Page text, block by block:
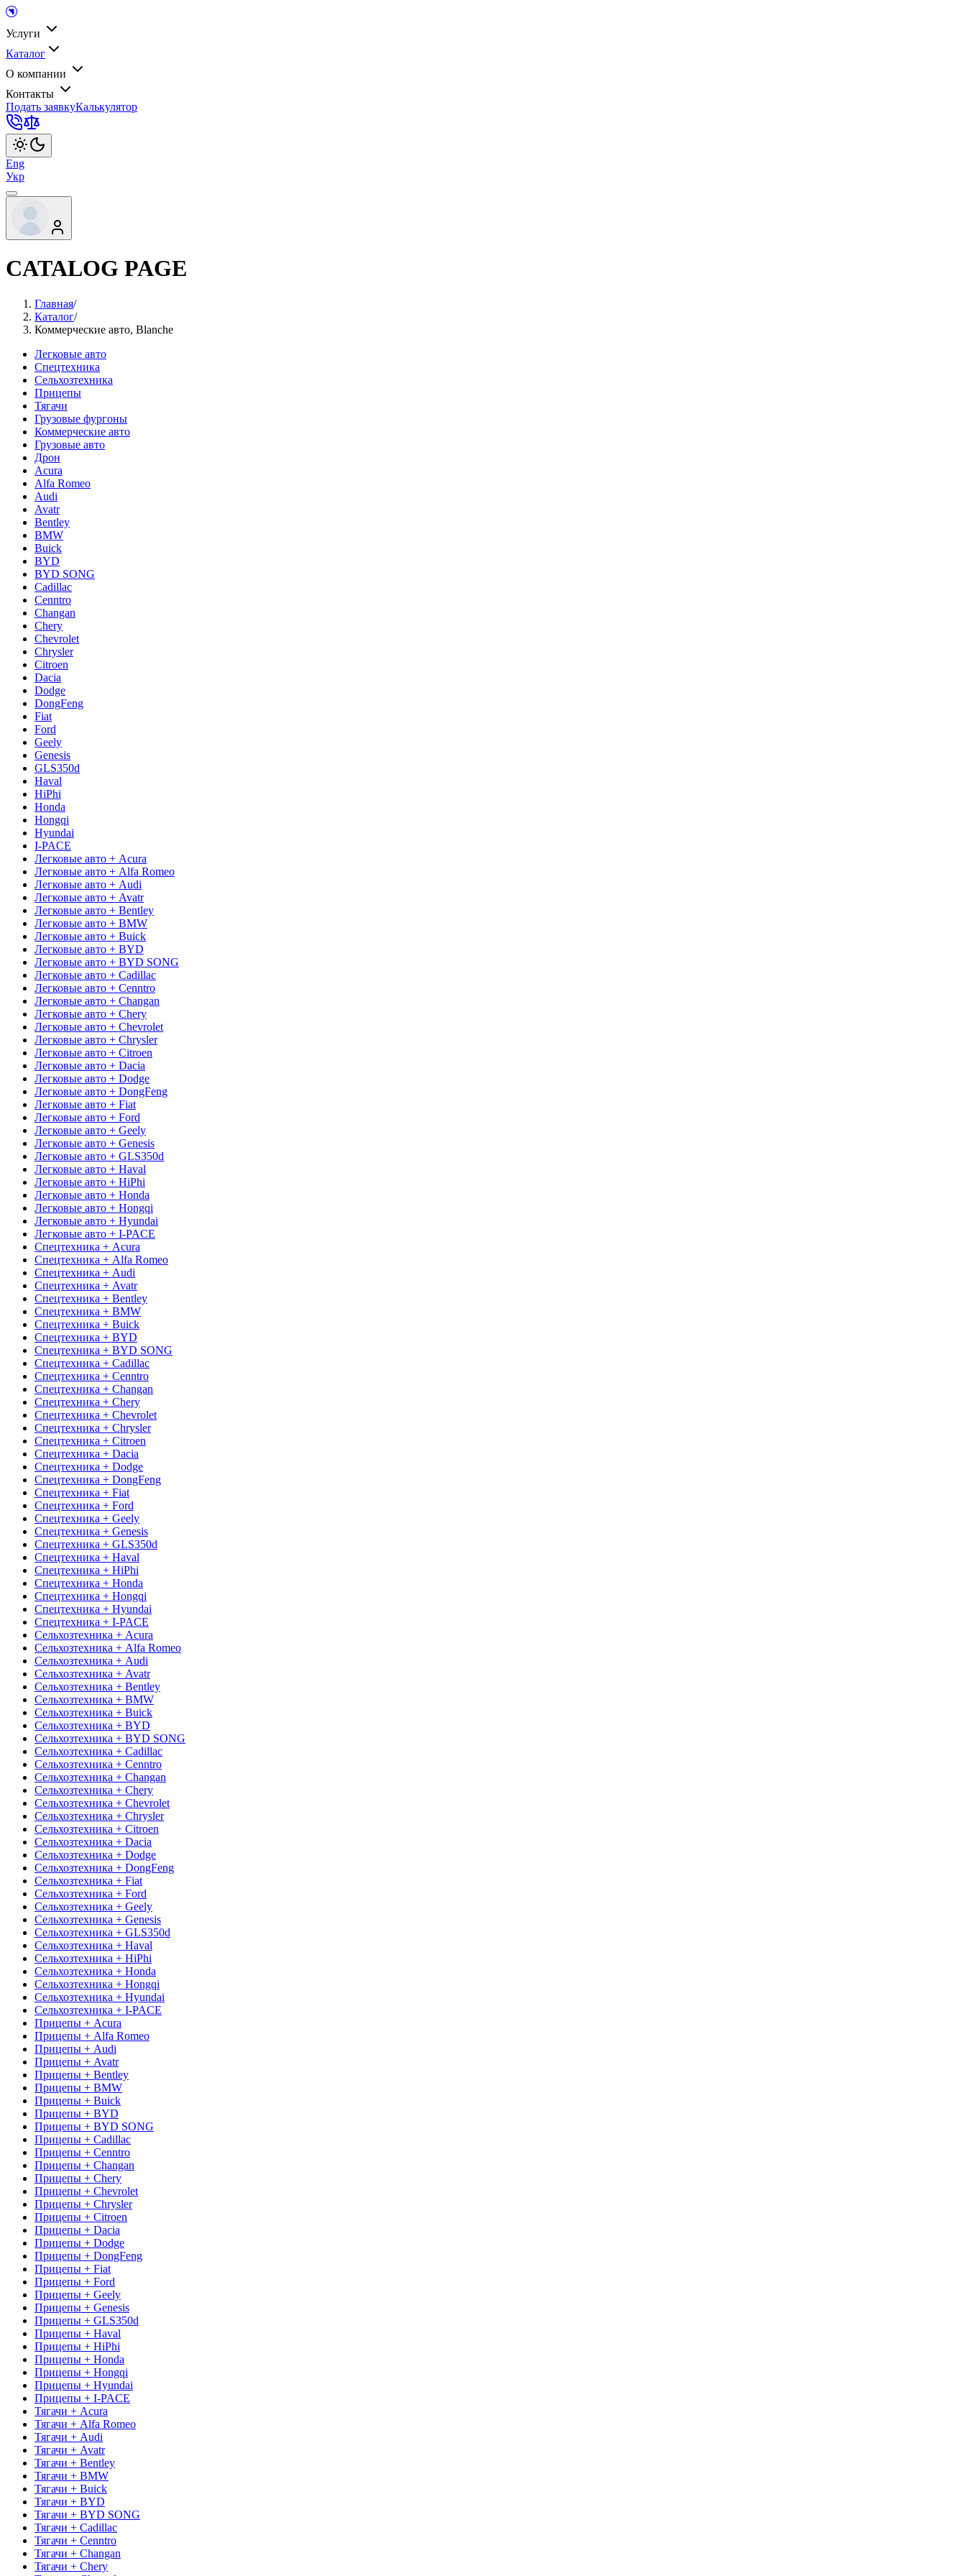
Услуги
Каталог
О компании
Контакты
Подать заявкуКалькулятор
Eng
Укр
CATALOG PAGE
Главная/
Каталог/
Коммерческие авто, Blanche
Легковые авто
Спецтехника
Сельхозтехника
Прицепы
Тягачи
Грузовые фургоны
Коммерческие авто
Грузовые авто
Дрон
Acura
Alfa Romeo
Audi
Avatr
Bentley
BMW
Buick
BYD
BYD SONG
Cadillac
Cenntro
Changan
Chery
Chevrolet
Chrysler
Citroen
Dacia
Dodge
DongFeng
Fiat
Ford
Geely
Genesis
GLS350d
Haval
HiPhi
Honda
Hongqi
Hyundai
I-PACE
Легковые авто + Acura
Легковые авто + Alfa Romeo
Легковые авто + Audi
Легковые авто + Avatr
Легковые авто + Bentley
Легковые авто + BMW
Легковые авто + Buick
Легковые авто + BYD
Легковые авто + BYD SONG
Легковые авто + Cadillac
Легковые авто + Cenntro
Легковые авто + Changan
Легковые авто + Chery
Легковые авто + Chevrolet
Легковые авто + Chrysler
Легковые авто + Citroen
Легковые авто + Dacia
Легковые авто + Dodge
Легковые авто + DongFeng
Легковые авто + Fiat
Легковые авто + Ford
Легковые авто + Geely
Легковые авто + Genesis
Легковые авто + GLS350d
Легковые авто + Haval
Легковые авто + HiPhi
Легковые авто + Honda
Легковые авто + Hongqi
Легковые авто + Hyundai
Легковые авто + I-PACE
Спецтехника + Acura
Спецтехника + Alfa Romeo
Спецтехника + Audi
Спецтехника + Avatr
Спецтехника + Bentley
Спецтехника + BMW
Спецтехника + Buick
Спецтехника + BYD
Спецтехника + BYD SONG
Спецтехника + Cadillac
Спецтехника + Cenntro
Спецтехника + Changan
Спецтехника + Chery
Спецтехника + Chevrolet
Спецтехника + Chrysler
Спецтехника + Citroen
Спецтехника + Dacia
Спецтехника + Dodge
Спецтехника + DongFeng
Спецтехника + Fiat
Спецтехника + Ford
Спецтехника + Geely
Спецтехника + Genesis
Спецтехника + GLS350d
Спецтехника + Haval
Спецтехника + HiPhi
Спецтехника + Honda
Спецтехника + Hongqi
Спецтехника + Hyundai
Спецтехника + I-PACE
Сельхозтехника + Acura
Сельхозтехника + Alfa Romeo
Сельхозтехника + Audi
Сельхозтехника + Avatr
Сельхозтехника + Bentley
Сельхозтехника + BMW
Сельхозтехника + Buick
Сельхозтехника + BYD
Сельхозтехника + BYD SONG
Сельхозтехника + Cadillac
Сельхозтехника + Cenntro
Сельхозтехника + Changan
Сельхозтехника + Chery
Сельхозтехника + Chevrolet
Сельхозтехника + Chrysler
Сельхозтехника + Citroen
Сельхозтехника + Dacia
Сельхозтехника + Dodge
Сельхозтехника + DongFeng
Сельхозтехника + Fiat
Сельхозтехника + Ford
Сельхозтехника + Geely
Сельхозтехника + Genesis
Сельхозтехника + GLS350d
Сельхозтехника + Haval
Сельхозтехника + HiPhi
Сельхозтехника + Honda
Сельхозтехника + Hongqi
Сельхозтехника + Hyundai
Сельхозтехника + I-PACE
Прицепы + Acura
Прицепы + Alfa Romeo
Прицепы + Audi
Прицепы + Avatr
Прицепы + Bentley
Прицепы + BMW
Прицепы + Buick
Прицепы + BYD
Прицепы + BYD SONG
Прицепы + Cadillac
Прицепы + Cenntro
Прицепы + Changan
Прицепы + Chery
Прицепы + Chevrolet
Прицепы + Chrysler
Прицепы + Citroen
Прицепы + Dacia
Прицепы + Dodge
Прицепы + DongFeng
Прицепы + Fiat
Прицепы + Ford
Прицепы + Geely
Прицепы + Genesis
Прицепы + GLS350d
Прицепы + Haval
Прицепы + HiPhi
Прицепы + Honda
Прицепы + Hongqi
Прицепы + Hyundai
Прицепы + I-PACE
Тягачи + Acura
Тягачи + Alfa Romeo
Тягачи + Audi
Тягачи + Avatr
Тягачи + Bentley
Тягачи + BMW
Тягачи + Buick
Тягачи + BYD
Тягачи + BYD SONG
Тягачи + Cadillac
Тягачи + Cenntro
Тягачи + Changan
Тягачи + Chery